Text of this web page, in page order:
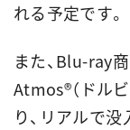
れる予定です。
また、Blu-ray
Atmos®（ドル
り、リアルで